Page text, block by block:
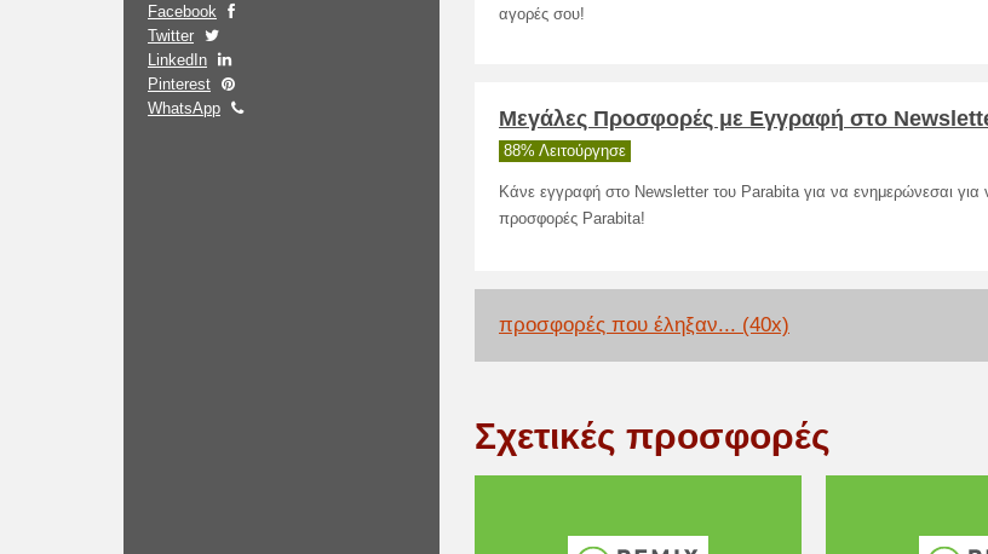
Facebook
Twitter
LinkedIn
Pinterest
WhatsApp
αγορές σου!
Μεγάλες Προσφορές με Εγγραφή στο
88% Λειτούργησε
Κάνε εγγραφή στο Newsletter του Parabita για να ενημερώνεσαι για
προσφορές Parabita!
προσφορές που έληξαν... (40x)
Σχετικές προσφορές